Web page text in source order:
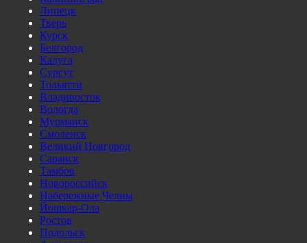
Липецк
Тверь
Курск
Белгород
Калуга
Сургут
Тольятти
Владивосток
Вологда
Мурманск
Смоленск
Великий Новгород
Саранск
Тамбов
Новороссийск
Набережные Челны
Йошкар-Ола
Ростов
Подольск